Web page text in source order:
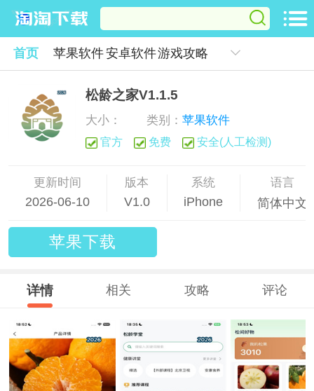
首页 苹果软件安卓软件游戏攻略
松龄之家V1.1.5
大小： 类别： 苹果软件
官方 免费 安全(人工检测)
更新时间
2026-06-10
版本
V1.0
系统
iPhone
语言
简体中文
苹果下载
详情 相关 攻略 评论